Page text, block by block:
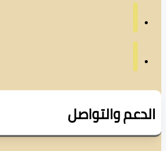
والتواصل